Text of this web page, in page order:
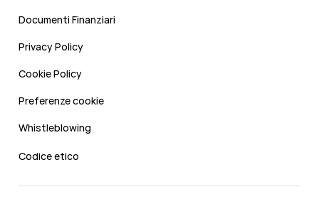
Documenti Finanziari
Privacy Policy
Cookie Policy
Preferenze cookie
Whistleblowing
Codice etico